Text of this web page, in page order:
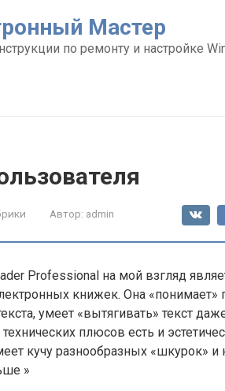
Мастер
по ремонту и настройке
Автор: admin
Professional на мой взгляд
книжек. Она «понимает»
умеет «вытягивать» текст
плюсов есть и
кучу разнообразных «шкурок» и
»